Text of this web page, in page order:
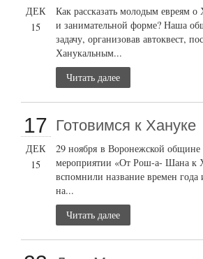
ДЕК
15
Как рассказать молодым евреям о
и занимательной форме? Наша
задачу, организовав автоквест,
Ханукальным...
Читать далее
17
ДЕК
15
Готовимся к Хануке
29 ноября в Воронежской
мероприятии «От Рош-а- Шана к
вспомнили название времен года
на...
Читать далее